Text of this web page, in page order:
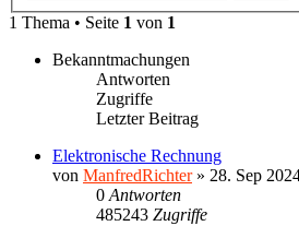
1 Thema • Seite 1 von 1
Bekanntmachungen
Antworten
Zugriffe
Letzter Beitrag
Elektronische Rechnung
von ManfredRichter» 28. Sep
0 Antworten
485243 Zugriffe